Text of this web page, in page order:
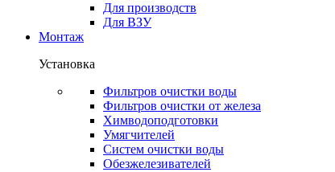
Для производств
Для ВЗУ
Монтаж
Установка
Фильтров очистки воды
Фильтров очистки от железа
Химводоподготовки
Умягчителей
Систем очистки воды
Обезжелезивателей